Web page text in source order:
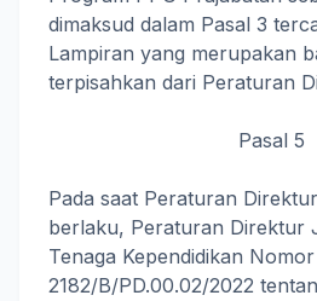
dimaksud dalam Pasal 3
Lampiran yang merupakan
terpisahkan dari Peraturan
Pasal 5
Pada saat Peraturan
berlaku, Peraturan Direktur
Tenaga Kependidikan Nomor
2182/B/PD.00.02/2022